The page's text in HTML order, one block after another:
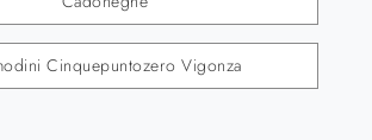
Cinquepuntozero Vigonza